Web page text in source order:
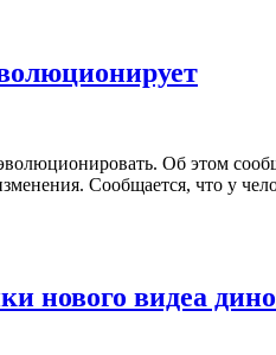
Об этом
Сообщается, что у
нового видеа